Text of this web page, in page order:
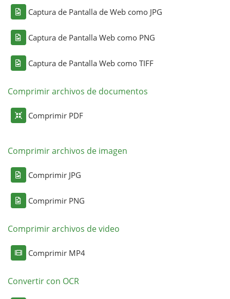
Captura de Pantalla de Web como JPG
Captura de Pantalla Web como PNG
Captura de Pantalla Web como TIFF
Comprimir archivos de documentos
Comprimir PDF
Comprimir archivos de imagen
Comprimir JPG
Comprimir PNG
Comprimir archivos de video
Comprimir MP4
Convertir con OCR